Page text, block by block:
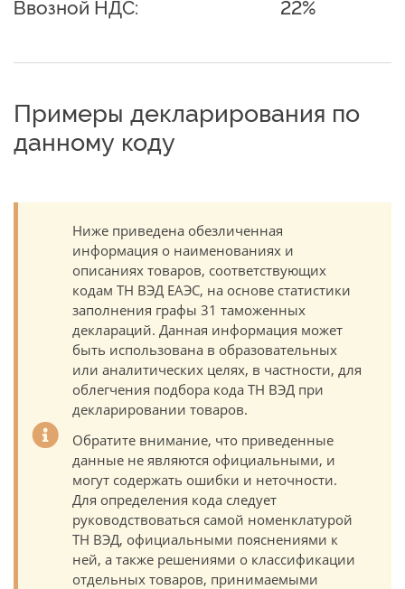
Ввозной НДС: 22%
Примеры декларирования по
данному коду
Ниже приведена обезличенная
информация о наименованиях и
описаниях товаров, соответствующих
кодам ТН ВЭД ЕАЭС, на основе статистики
заполнения графы 31 таможенных
деклараций. Данная информация может
быть использована в образовательных
или аналитических целях, в частности, для
облегчения подбора кода ТН ВЭД при
декларировании товаров.
Обратите внимание, что приведенные
данные не являются официальными, и
могут содержать ошибки и неточности.
Для определения кода следует
руководствоваться самой номенклатурой
ТН ВЭД, официальными пояснениями к
ней, а также решениями о классификации
отдельных товаров, принимаемыми